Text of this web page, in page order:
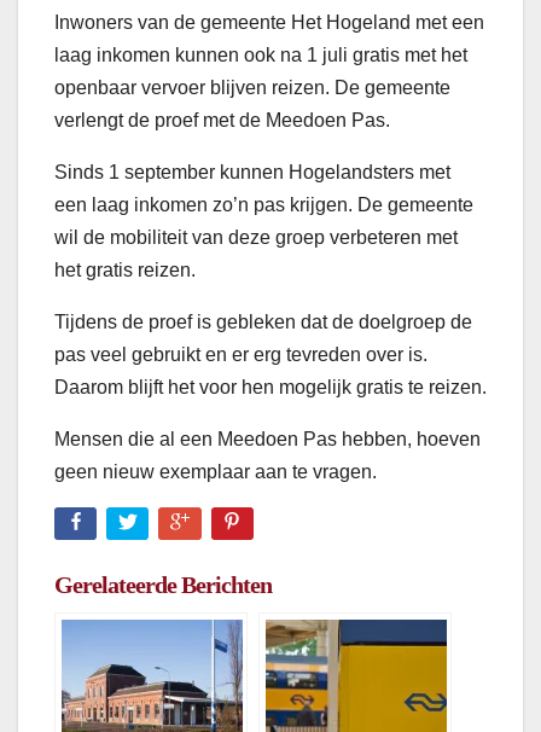
Inwoners van de gemeente Het Hogeland met een
laag inkomen kunnen ook na 1 juli gratis met het
openbaar vervoer blijven reizen. De gemeente
verlengt de proef met de Meedoen Pas.
Sinds 1 september kunnen Hogelandsters met
een laag inkomen zo’n pas krijgen. De gemeente
wil de mobiliteit van deze groep verbeteren met
het gratis reizen.
Tijdens de proef is gebleken dat de doelgroep de
pas veel gebruikt en er erg tevreden over is.
Daarom blijft het voor hen mogelijk gratis te reizen.
Mensen die al een Meedoen Pas hebben, hoeven
geen nieuw exemplaar aan te vragen.
Gerelateerde Berichten